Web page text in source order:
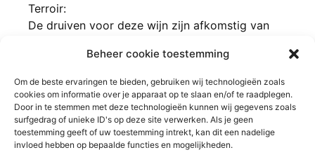
Beheer cookie toestemming
Om de beste ervaringen te bieden, gebruiken wij technologieën zoals
cookies om informatie over je apparaat op te slaan en/of te raadplegen.
Door in te stemmen met deze technologieën kunnen wij gegevens zoals
surfgedrag of unieke ID's op deze site verwerken. Als je geen
toestemming geeft of uw toestemming intrekt, kan dit een nadelige
invloed hebben op bepaalde functies en mogelijkheden.
Terroir:
De druiven voor deze wijn zijn afkomstig van
Ehrenhausen en Spielfeld